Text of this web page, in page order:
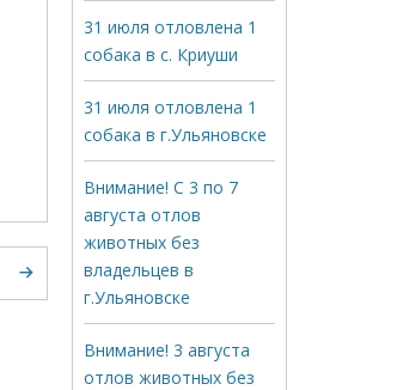
31 июля отловлена 1
собака в с. Криуши
31 июля отловлена 1
собака в г.Ульяновске
Внимание! С 3 по 7
августа отлов
животных без
владельцев в
г.Ульяновске
Внимание! 3 августа
отлов животных без